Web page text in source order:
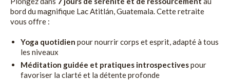
bord du magnifique Lac Atitlán, Guatemala. Cette retraite
vous offre :
Yoga quotidien pour nourrir corps et esprit, adapté à tous
les niveaux
Méditation guidée et pratiques introspectivespour
favoriser la clarté et la détente profonde